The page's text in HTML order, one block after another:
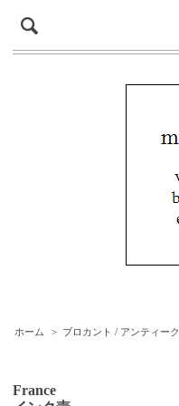
ホーム > ブロカント / アンティーク
France